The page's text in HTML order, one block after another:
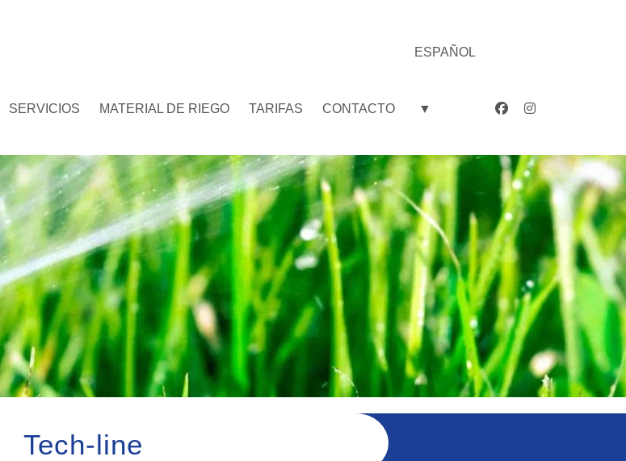
SERVICIOS MATERIAL DE RIEGO TARIFAS CONTACTO
ESPAÑOL
Tech-line